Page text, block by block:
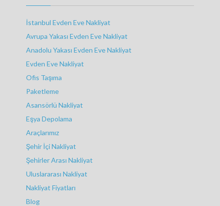
İstanbul Evden Eve Nakliyat
Avrupa Yakası Evden Eve Nakliyat
Anadolu Yakası Evden Eve Nakliyat
Evden Eve Nakliyat
Ofis Taşıma
Paketleme
Asansörlü Nakliyat
Eşya Depolama
Araçlarımız
Şehir İçi Nakliyat
Şehirler Arası Nakliyat
Uluslararası Nakliyat
Nakliyat Fiyatları
Blog